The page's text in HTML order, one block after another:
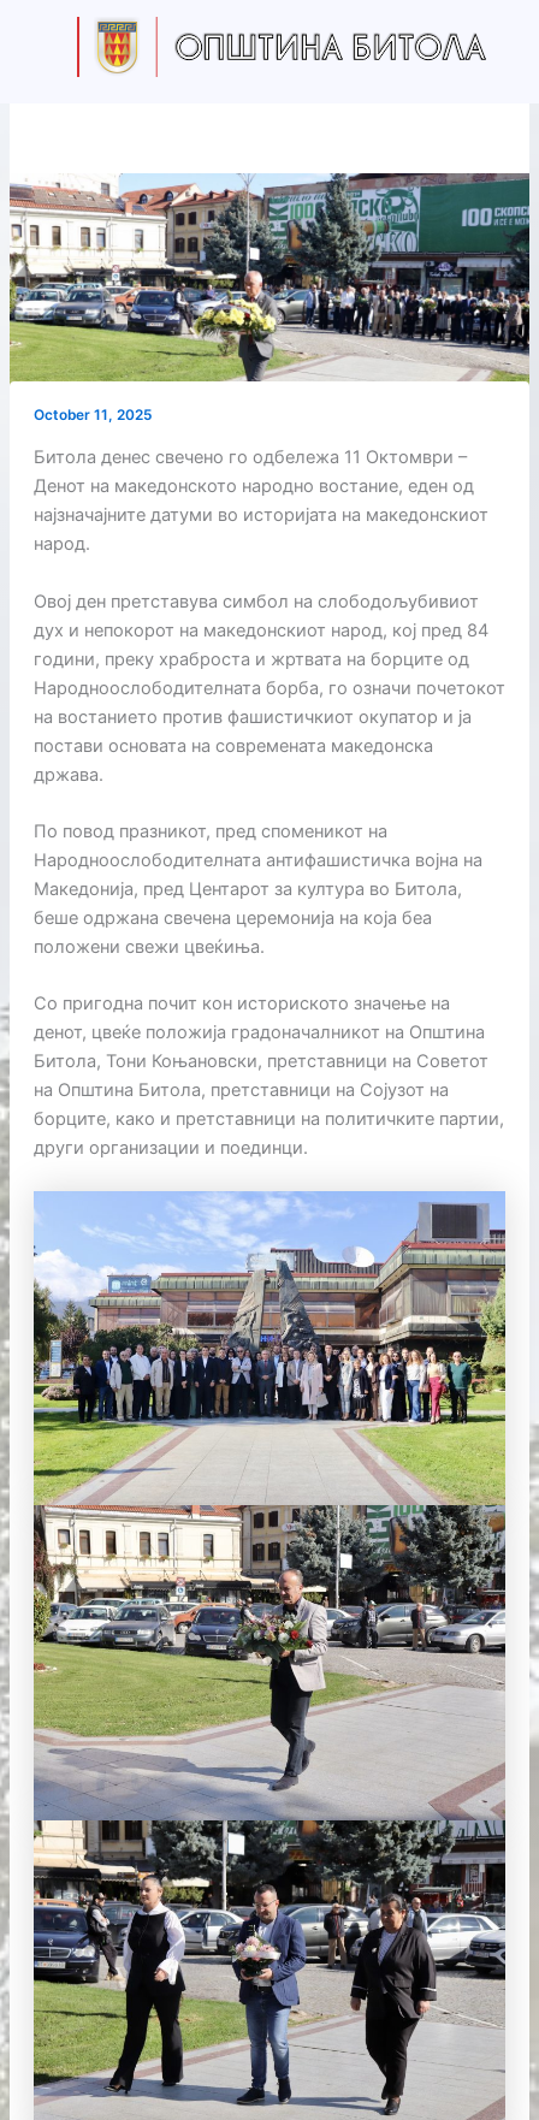
October 11, 2025
Битола денес свечено го одбележа 11 Октомври –
Денот на македонското народно востание, еден од
најзначајните датуми во историјата на македонскиот
народ.
Овој ден претставува симбол на слободољубивиот
дух и непокорот на македонскиот народ, кој пред 84
години, преку храброста и жртвата на борците од
Народноослободителната борба, го означи почетокот
на востанието против фашистичкиот окупатор и ја
постави основата на современата македонска
држава.
По повод празникот, пред споменикот на
Народноослободителната антифашистичка војна на
Македонија, пред Центарот за култура во Битола,
беше одржана свечена церемонија на која беа
положени свежи цвеќиња.
Со пригодна почит кон историското значење на
денот, цвеќе положија градоначалникот на Општина
Битола, Тони Коњановски, претставници на Советот
на Општина Битола, претставници на Сојузот на
борците, како и претставници на политичките партии,
други организации и поединци.